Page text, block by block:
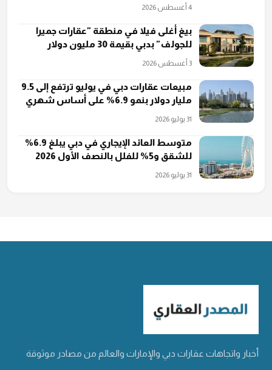
4 أغسطس 2026
بيغ أغلى فيلا في منطقة "عقارات جميرا
للجولف" بدبي بقيمة 30 مليون دولار
3 أغسطس 2026
مبيعات عقارات دبي في يوليو ترتفع إلى 9.5
مليار دولار بنمو 6.9% على أساس شهري
31 يوليو 2026
متوسط العائد الإيجاري في دبي يبلغ 6.9%
للشقق و5% للفلل بالنصف الأول 2026
31 يوليو 2026
أخبار واتجاهات عقارات دبي والإمارات والعالم من مصادر موثوقة